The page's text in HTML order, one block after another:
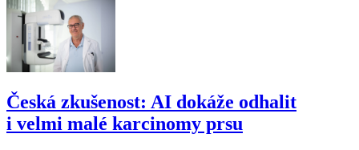
Česká zkušenost: AI dokáže odhalit
i velmi malé karcinomy prsu